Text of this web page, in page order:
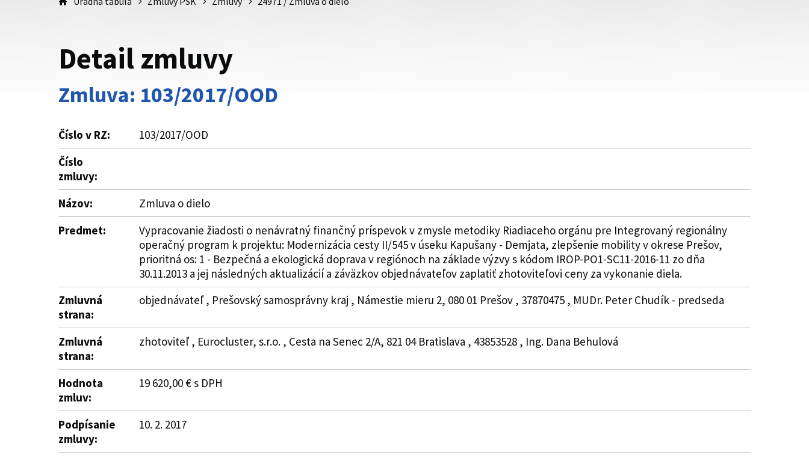
Detail zmluvy
Zmluva: 103/2017/OOD
Číslo v RZ:
103/2017/OOD
Číslo
zmluvy:
Názov:
Zmluva o dielo
Predmet:
Vypracovanie žiadosti o nenávratný finančný príspevok v zmysle metodiky Riadiaceho orgánu pre Integrovaný regionálny
operačný program k projektu: Modernizácia cesty II/545 v úseku Kapušany - Demjata, zlepšenie mobility v okrese Prešov,
prioritná os: 1 - Bezpečná a ekologická doprava v regiónoch na základe výzvy s kódom IROP-PO1-SC11-2016-11 zo dňa
30.11.2013 a jej následných aktualizácií a záväzkov objednávateľov zaplatiť zhotoviteľovi ceny za vykonanie diela.
Zmluvná
strana:
objednávateľ , Prešovský samosprávny kraj , Námestie mieru 2, 080 01 Prešov , 37870475 , MUDr. Peter Chudík - predseda
Zmluvná
strana:
zhotoviteľ , Eurocluster, s.r.o. , Cesta na Senec 2/A, 821 04 Bratislava , 43853528 , Ing. Dana Behulová
Hodnota
zmluv:
19 620,00 € s DPH
Podpísanie
zmluvy:
10. 2. 2017